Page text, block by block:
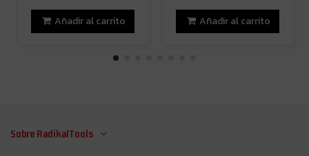
Añadir al carrito Añadir al carrito
Sobre RadikalTools